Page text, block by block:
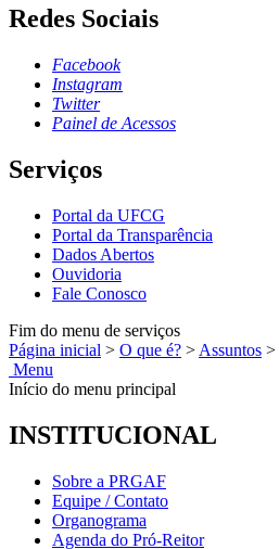
Redes Sociais
Facebook
Instagram
Twitter
Painel de Acessos
Serviços
Portal da UFCG
Portal da Transparência
Dados Abertos
Ouvidoria
Fale Conosco
Fim do menu de serviços
Página inicial > O que é? > Assuntos >
Menu
Início do menu principal
INSTITUCIONAL
Sobre a PRGAF
Equipe / Contato
Organograma
Agenda do Pró-Reitor